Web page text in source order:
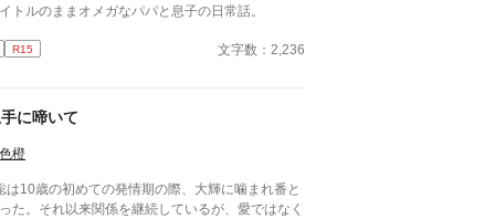
トルのままオメガなパパと息子の日常話。
R15 文字数：2,236
に啼いて
橙
は10歳の初めての発情期の際、大輝に噛まれ番と
た。それ以来関係を継続しているが、愛ではなく